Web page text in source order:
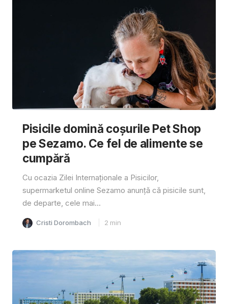
Pisicile domină coșurile Pet Shop
pe Sezamo. Ce fel de alimente se
cumpără
Cu ocazia Zilei Internaționale a Pisicilor,
supermarketul online Sezamo anunță că pisicile sunt,
de departe, cele mai...
Cristi Dorombach 2 min